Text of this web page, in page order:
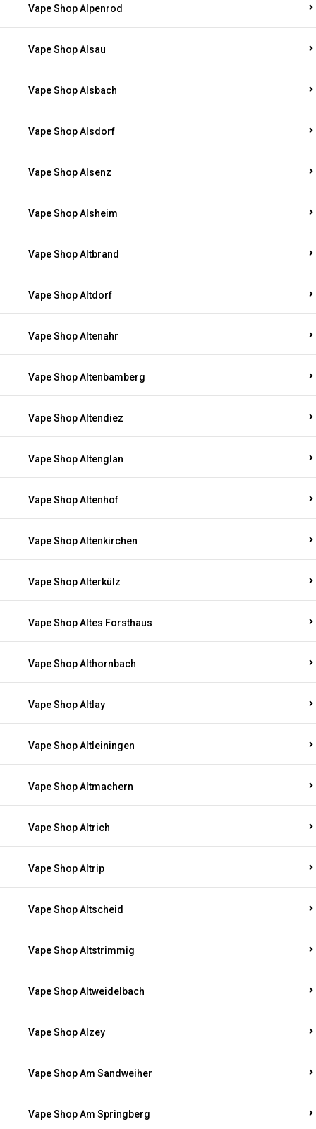
Vape Shop Alpenrod
Vape Shop Alsau
Vape Shop Alsbach
Vape Shop Alsdorf
Vape Shop Alsenz
Vape Shop Alsheim
Vape Shop Altbrand
Vape Shop Altdorf
Vape Shop Altenahr
Vape Shop Altenbamberg
Vape Shop Altendiez
Vape Shop Altenglan
Vape Shop Altenhof
Vape Shop Altenkirchen
Vape Shop Alterkülz
Vape Shop Altes Forsthaus
Vape Shop Althornbach
Vape Shop Altlay
Vape Shop Altleiningen
Vape Shop Altmachern
Vape Shop Altrich
Vape Shop Altrip
Vape Shop Altscheid
Vape Shop Altstrimmig
Vape Shop Altweidelbach
Vape Shop Alzey
Vape Shop Am Sandweiher
Vape Shop Am Springberg